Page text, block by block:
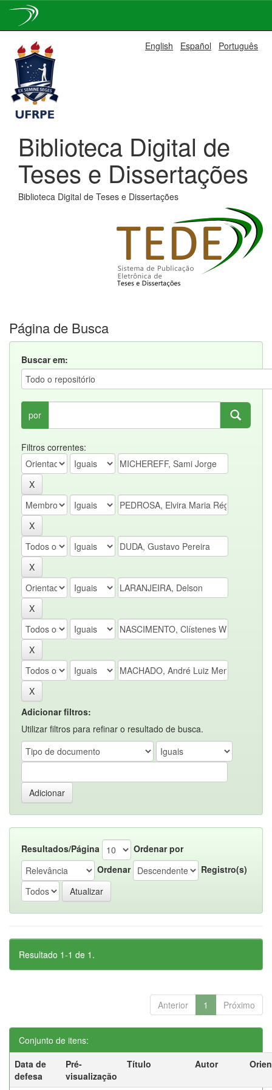
navigation
English Español Português
Biblioteca Digital de
Teses e Dissertações
Biblioteca Digital de Teses e Dissertações
Página de Busca
Buscar em:
por
Filtros correntes:
Adicionar filtros:
Utilizar filtros para refinar o resultado de busca.
Resultados/Página
Ordenar por
Ordenar
Registro(s)
Resultado 1-1 de 1.
Anterior 1 Próximo
Conjunto de itens:
Data de
defesa
Pré-
visualização
Título Autor